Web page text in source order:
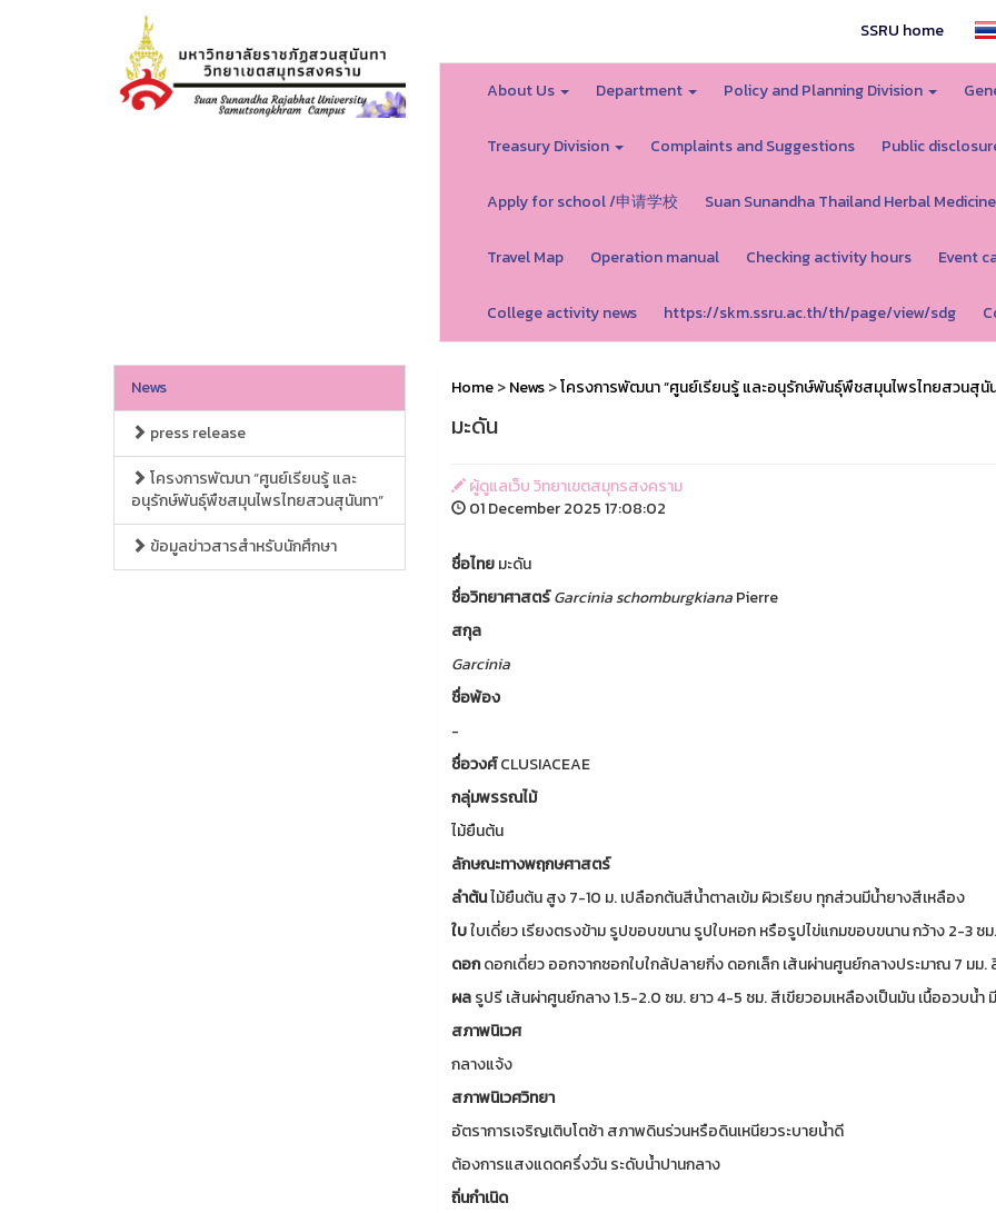
SSRU home
About Us Department Policy and Planning Division
Treasury Division Complaints and Suggestions Public
Apply for school /申请学校 Suan Sunandha Thailand Herbal
Travel Map Operation manual Checking activity hours Event
College activity news https://skm.ssru.ac.th/th/page/view/sdg
News
press release
โครงการพัฒนา “ศูนย์เรียนรู้ และ
อนุรักษ์พันธุ์พืชสมุนไพรไทยสวนสุนันทา”
ข้อมูลข่าวสารสำหรับนักศึกษา
Home>News>โครงการพัฒนา “ศูนย์เรียนรู้ และอนุรักษ์พันธุ์พืชสมุนไพรไทยสวนสุนั
มะดัน
ผู้ดูแลเว็บ วิทยาเขตสมุทรสงคราม
01 December 2025 17:08:02
ชื่อไทยมะดัน
ชื่อวิทยาศาสตร์Garcinia schomburgkianaPierre
สกุล
Garcinia
ชื่อพ้อง
-
ชื่อวงศ์CLUSIACEAE
กลุ่มพรรณไม้
ไม้ยืนต้น
ลักษณะทางพฤกษศาสตร์
ลำต้นไม้ยืนต้น สูง 7-10 ม. เปลือกต้นสีน้ำตาลเข้ม ผิวเรียบ ทุกส่วนมีน้ำยางสีเหลือง
ใบใบเดี่ยว เรียงตรงข้าม รูปขอบขนาน รูปใบหอก หรือรูปไข่แกมขอบขนาน กว้าง 2-3 ซ
ดอกดอกเดี่ยว ออกจากซอกใบใกล้ปลายกิ่ง ดอกเล็ก เส้นผ่านศูนย์กลางประมาณ 7 มม
ผล รูปรี เส้นผ่าศูนย์กลาง 1.5-2.0 ซม. ยาว 4-5 ซม. สีเขียวอมเหลืองเป็นมัน เนื้ออวบน้
สภาพนิเวศ
กลางแจ้ง
สภาพนิเวศวิทยา
อัตราการเจริญเติบโตช้า สภาพดินร่วนหรือดินเหนียวระบายน้ำดี
ต้องการแสงแดดครึ่งวัน ระดับน้ำปานกลาง
ถิ่นกำเนิด